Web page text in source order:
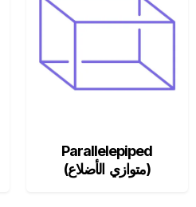
Parallelepiped
(متوازي الأضلاع)